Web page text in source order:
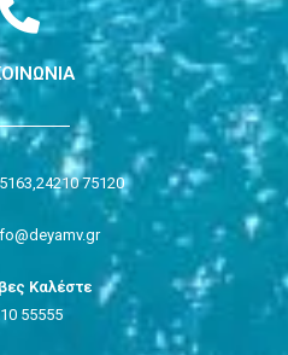
24210 75120
Καλέστε
55555